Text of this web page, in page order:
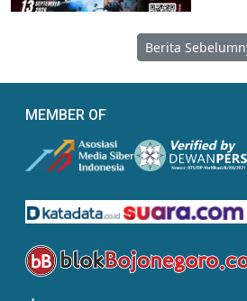
Berita
MEMBER OF